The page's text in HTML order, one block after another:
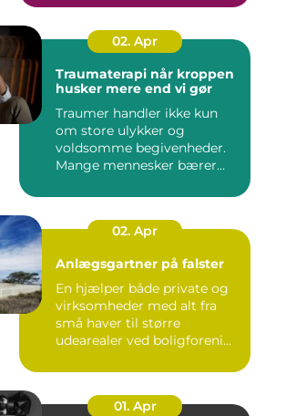
02. Apr
Traumaterapi når kroppen
husker mere end vi gør
Traumer handler ikke kun
om store ulykker og
voldsomme begivenheder.
Mange mennesker bærer
02. Apr
Anlægsgartner på falster
En hjælper både private og
virksomheder med alt fra
små haver til større
udearealer ved boligforeni...
01. Apr